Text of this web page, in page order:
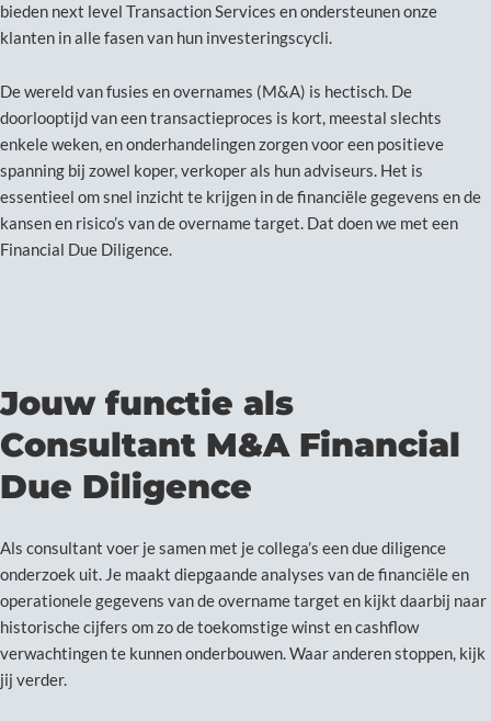
bieden next level Transaction Services en ondersteunen onze
klanten in alle fasen van hun investeringscycli.
De wereld van fusies en overnames (M&A) is hectisch. De
doorlooptijd van een transactieproces is kort, meestal slechts
enkele weken, en onderhandelingen zorgen voor een positieve
spanning bij zowel koper, verkoper als hun adviseurs. Het is
essentieel om snel inzicht te krijgen in de financiële gegevens en de
kansen en risico’s van de overname target. Dat doen we met een
Financial Due Diligence.
Jouw functie als
Consultant M&A Financial
Due Diligence
Als consultant voer je samen met je collega’s een due diligence
onderzoek uit. Je maakt diepgaande analyses van de financiële en
operationele gegevens van de overname target en kijkt daarbij naar
historische cijfers om zo de toekomstige winst en cashflow
verwachtingen te kunnen onderbouwen. Waar anderen stoppen, kijk
jij verder.